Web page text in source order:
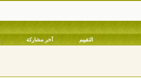
التقييم آخر مشاركة